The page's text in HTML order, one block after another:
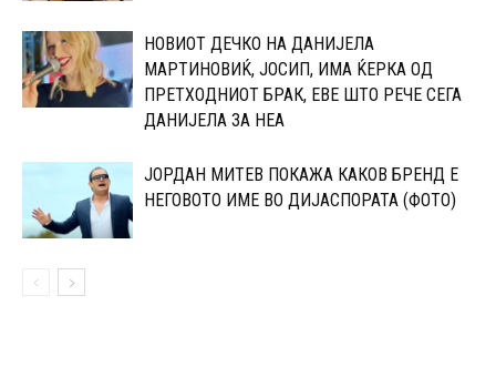
НОВИОТ ДЕЧКО НА ДАНИЈЕЛА
МАPТИНОВИЌ, ЈОСИП, ИМА ЌЕPКА ОД
ПPЕТХОДНИОТ БРАК, ЕВЕ ШТО РЕЧЕ СЕГА
ДАНИЈЕЛА ЗА НЕА
ЈОРДАН МИТЕВ ПОКАЖА КАКОВ БРЕНД Е
НЕГОВОТО ИМЕ ВО ДИЈАСПОРАТА (ФОТО)